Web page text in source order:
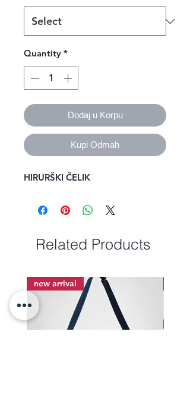
Quantity *
Dodaj u Korpu
Kupi Odmah
HIRURŠKI ČELIK
Related Products
new arrival